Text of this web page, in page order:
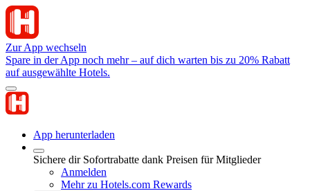
Zur App wechseln
Spare in der App noch mehr – auf dich warten bis zu 20% Rabatt
auf ausgewählte Hotels.
App herunterladen
Sichere dir Sofortrabatte dank Preisen für Mitglieder
Anmelden
Mehr zu Hotels.com Rewards